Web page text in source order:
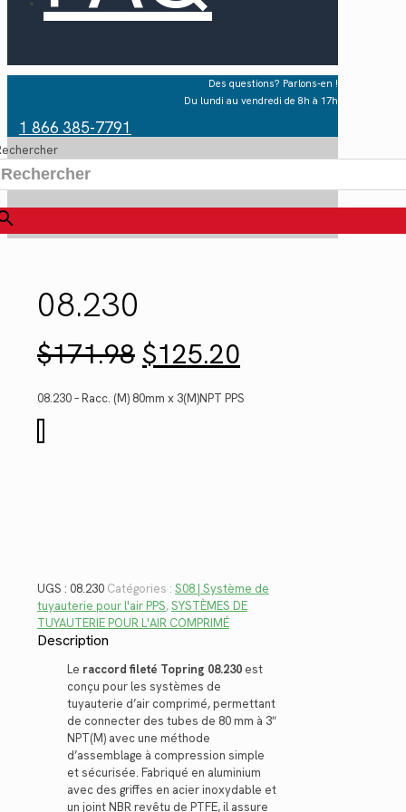
Des questions? Parlons-en !
Du lundi au vendredi de 8h à 17h
1 866 385-7791
08.230
$171.98 Le
prix
initial
était :
$125.20prix
actuel
est :
08.230 – Racc. (M) 80mm x 3(M)NPT PPS
de
UGS : 08.230 Catégories : S08 | Système de
tuyauterie pour l'air PPS,SYSTÈMES DE
TUYAUTERIE POUR L'AIR COMPRIMÉ
Description
Le raccord fileté Topring 08.230 est
conçu pour les systèmes de
tuyauterie d’air comprimé, permettant
de connecter des tubes de 80 mm à 3″
NPT(M) avec une méthode
d’assemblage à compression simple
et sécurisée. Fabriqué en aluminium
avec des griffes en acier inoxydable et
un joint NBR revêtu de PTFE, il assure